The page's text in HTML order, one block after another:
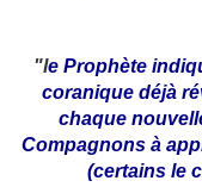
"le Prophète
coranique déjà
chaque
Compagnons à
(certains le